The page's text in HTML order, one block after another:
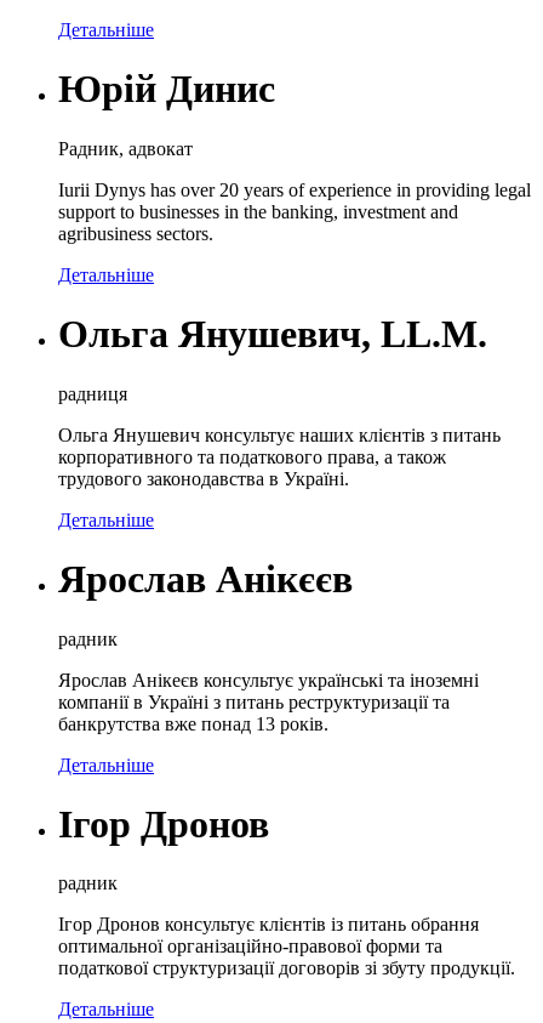
Детальніше
Юрій Динис
Радник, адвокат
Iurii Dynys has over 20 years of experience in providing legal
support to businesses in the banking, investment and
agribusiness sectors.
Детальніше
Ольга Янушевич, LL.M.
радниця
Ольга Янушевич консультує наших клієнтів з питань
корпоративного та податкового права, а також
трудового законодавства в Україні.
Детальніше
Ярослав Анікєєв
радник
Ярослав Анікеєв консультує українські та іноземні
компанії в Україні з питань реструктуризації та
банкрутства вже понад 13 років.
Детальніше
Ігор Дронов
радник
Ігор Дронов консультує клієнтів із питань обрання
оптимальної організаційно-правової форми та
податкової структуризації договорів зі збуту продукції.
Детальніше